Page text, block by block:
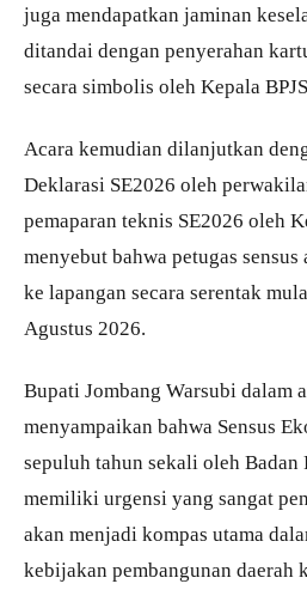
juga mendapatkan jaminan
ditandai dengan penyerahan
secara simbolis oleh Kepala
Acara kemudian dilanjutkan
Deklarasi SE2026 oleh
pemaparan teknis SE2026 oleh
menyebut bahwa petugas
ke lapangan secara serentak
Agustus 2026.
Bupati Jombang Warsubi dalam
menyampaikan bahwa Sensus
sepuluh tahun sekali oleh Badan
memiliki urgensi yang sangat
akan menjadi kompas utama
kebijakan pembangunan daerah